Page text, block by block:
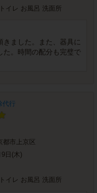
イレ お風呂 洗面所
ました。また、器具に
た。時間の配分も完璧で
代行
都市上京区
日(木)
イレ お風呂 洗面所